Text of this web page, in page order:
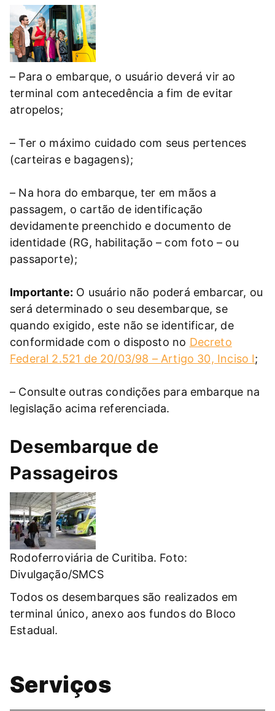
– Para o embarque, o usuário deverá vir ao
terminal com antecedência a fim de evitar
atropelos;
– Ter o máximo cuidado com seus pertences
(carteiras e bagagens);
– Na hora do embarque, ter em mãos a
passagem, o cartão de identificação
devidamente preenchido e documento de
identidade (RG, habilitação – com foto – ou
passaporte);
Importante: O usuário não poderá embarcar, ou
será determinado o seu desembarque, se
quando exigido, este não se identificar, de
conformidade com o disposto no Decreto
Federal 2.521 de 20/03/98 – Artigo 30, Inciso I;
– Consulte outras condições para embarque na
legislação acima referenciada.
Desembarque de
Passageiros
Rodoferroviária de Curitiba. Foto:
Divulgação/SMCS
Todos os desembarques são realizados em
terminal único, anexo aos fundos do Bloco
Estadual.
Serviços